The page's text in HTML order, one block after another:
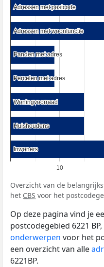
10
Adressen met postcode
Adressen met postcode
Adressen met woonfunctie
Adressen met woonfunctie
Panden met adres
Panden met adres
Percelen met adres
Percelen met adres
Woningvoorraad
Woningvoorraad
Huishoudens
Huishoudens
Inwoners
Inwoners
Overzicht van de
het CBS voor het
Op deze pagina vind je
postcodegebied 6221
onderwerpen voor het
een overzicht van alle
6221BP.